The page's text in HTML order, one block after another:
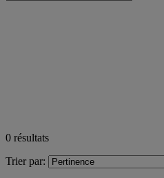
0 résultats
Trier par: